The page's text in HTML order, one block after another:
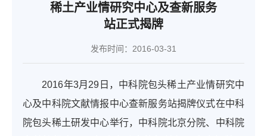
稀土产业情研究中心及查新服务
站正式揭牌
发布时间：2016-03-31
2016年3月 29 日，中科院包头稀土产业情研究中
心及中科院文献情报中心查新服务站揭牌仪式在中科
院包头稀土研发中心举行，中科院北京分院、中科院